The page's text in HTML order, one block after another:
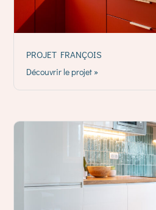
PROJET FRANÇOIS
Découvrir le projet »